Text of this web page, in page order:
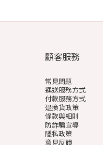
顧客服務
常見問題
運送服務方式
付款服務方式
退換貨政策
條款與細則
防詐騙宣導
隱私政策
意見反饋